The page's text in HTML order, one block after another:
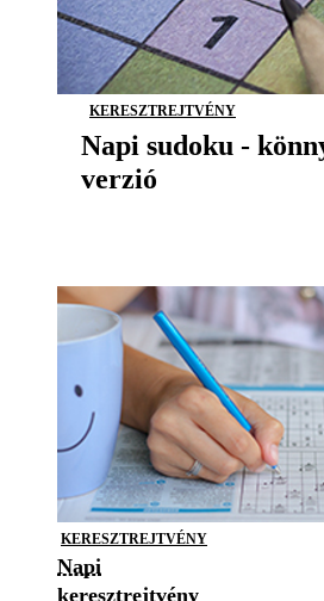
KERESZTREJTVÉNY
Napi sudoku -
verzió
KERESZTREJTVÉNY
Napi
keresztrejtvény